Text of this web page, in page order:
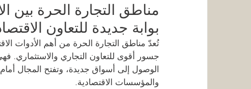
مناطق التجارة الحرة بين
بوابة جديدة للتعاون
تُعدّ مناطق التجارة الحرة من أهم الأدوات
جسور أقوى للتعاون التجاري
الوصول إلى أسواق جديدة، وتفتح المجال
والمؤسسات الاقتصادية.